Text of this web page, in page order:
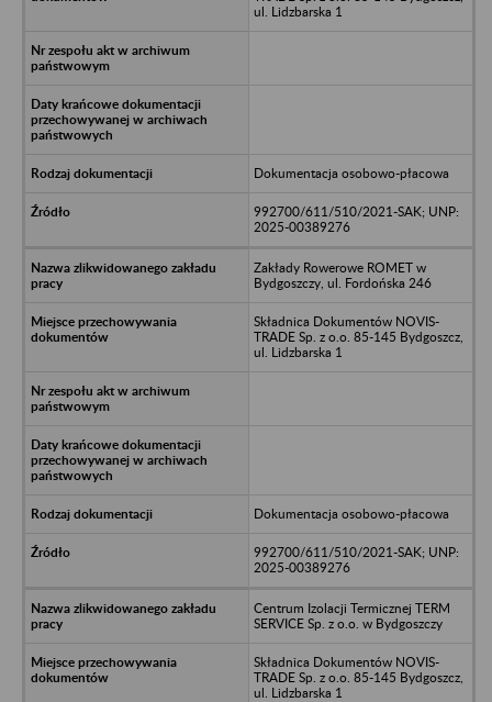
ul. Lidzbarska 1
Dokumentacja osobowo-płacowa
992700/611/510/2021-SAK; UNP:
2025-00389276
Zakłady Rowerowe ROMET w
Bydgoszczy, ul. Fordońska 246
Składnica Dokumentów NOVIS-
TRADE Sp. z o.o. 85-145 Bydgoszcz,
ul. Lidzbarska 1
Dokumentacja osobowo-płacowa
992700/611/510/2021-SAK; UNP:
2025-00389276
Centrum Izolacji Termicznej TERM
SERVICE Sp. z o.o. w Bydgoszczy
Składnica Dokumentów NOVIS-
TRADE Sp. z o.o. 85-145 Bydgoszcz,
ul. Lidzbarska 1